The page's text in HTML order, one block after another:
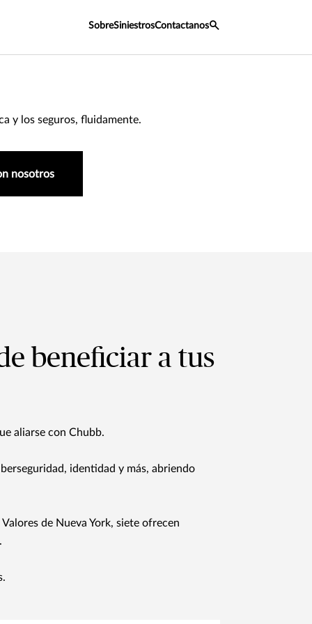
SobreSiniestrosContactanos
y los seguros, fluidamente.
nosotros
beneficiar a tus
aliarse con Chubb.
identidad y más, abriendo
de Nueva York, siete ofrecen